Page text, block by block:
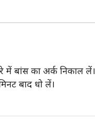
बांस का अर्क निकाल लें।
बाद धो लें।